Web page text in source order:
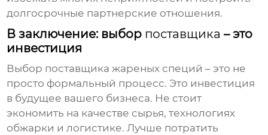
долгосрочные партнерские отношения.
В заключение: выбор поставщика – это
инвестиция
Выбор поставщика жареных специй – это не
просто формальный процесс. Это инвестиция
в будущее вашего бизнеса. Не стоит
экономить на качестве сырья, технологиях
обжарки и логистике. Лучше потратить